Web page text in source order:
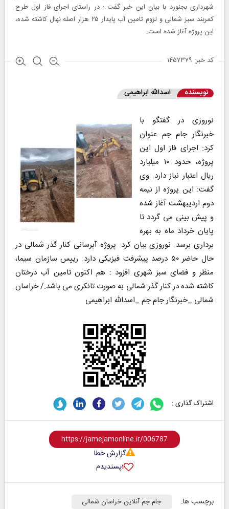
شهرداری بجنورد با بیان این خبر گفت : در راستای اجرای فاز اول طرح
کمربند سبز شمالی و لزوم تامین آب پایدار ۲۵ هزار اصله نهال کاشته شده،
این پروژه آغاز شده است.
کد خبر: ۱۴۵۷۳۷۹
نویسنده اسدالله ابراهیمی
نوروزی در گفتگو با
خبرنگار جام جم عنوان
کرد: اجرای فاز اول این
پروژه، حدود ۱۰ میلیارد
ریال اعتبار نیاز دارد. وی
گفت: این پروژه از نیمه
دوم اردیبهشت آغاز شده
و پیش بینی می گردد تا
پایان خرداد ماه به بهره
برداری برسد. نوروزی بیان کرد: پروژه آبرسانی کنار گذر شمالی در
حال حاضر ۵۰ درصد پیشرفت فیزیکی دارد. رییس سازمان سیما،
منظر و فضای سبز شهری افزود : هم اکنون تامین آب درختان
کاشته شده در کنار گذر شمالی به صورت تانکری می باشد./ خراسان
شمالی _خبرنگار جام جم _اسدالله ابراهیمی
اشتراک گذاری :
گزارش خطا
پسندیدم۱
برچسب ها:
جام جم آنلاین خراسان شمالی